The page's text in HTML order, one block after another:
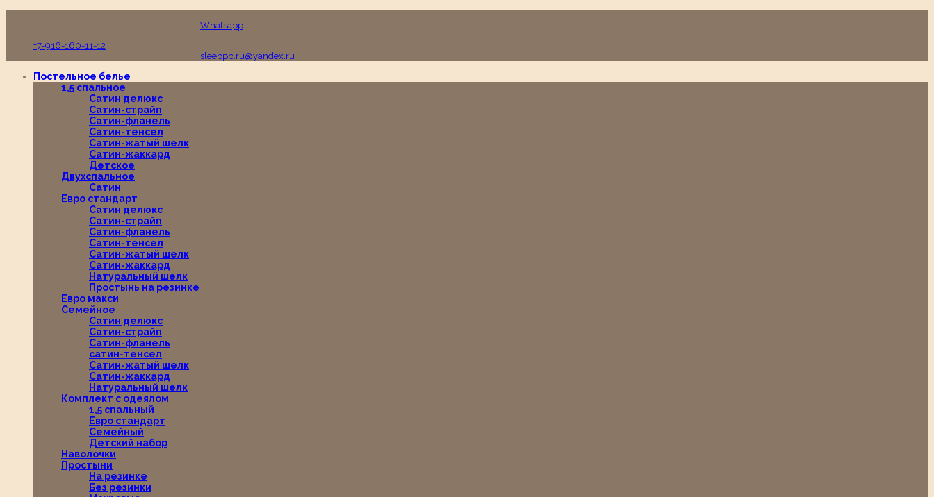
Whatsapp
+7-916-160-11-12
sleeppp.ru@yandex.ru
Постельное белье
1,5 спальное
Сатин делюкс
Сатин-страйп
Сатин-фланель
Сатин-тенсел
Сатин-жатый шелк
Сатин-жаккард
Детское
Двухспальное
Сатин
Евро стандарт
Сатин делюкс
Сатин-страйп
Сатин-фланель
Сатин-тенсел
Сатин-жатый шелк
Сатин-жаккард
Натуральный шелк
Простынь на резинке
Евро макси
Семейное
Сатин делюкс
Сатин-страйп
Сатин-фланель
сатин-тенсел
Сатин-жатый шелк
Сатин-жаккард
Натуральный шелк
Комплект с одеялом
1,5 спальный
Евро стандарт
Семейный
Детский набор
Наволочки
Простыни
На резинке
Без резинки